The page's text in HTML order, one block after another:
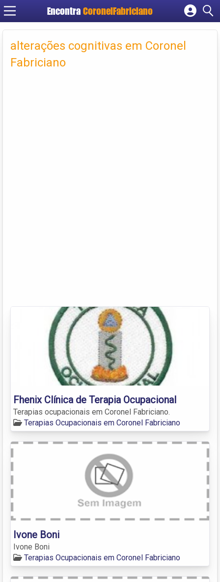
Encontra CoronelFabriciano
Cadastrar empresa
Criar conta
alterações cognitivas em Coronel
Fabriciano
Fhenix Clínica de Terapia Ocupacional
Terapias ocupacionais em Coronel Fabriciano.
Terapias Ocupacionais em Coronel Fabriciano
Ivone Boni
Ivone Boni
Terapias Ocupacionais em Coronel Fabriciano